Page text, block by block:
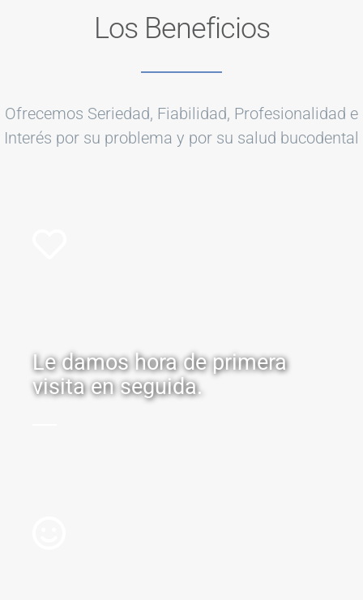
Los Beneficios
Ofrecemos Seriedad, Fiabilidad, Profesionalidad e
Interés por su problema y por su salud bucodental
Le damos hora de primera
visita en seguida.